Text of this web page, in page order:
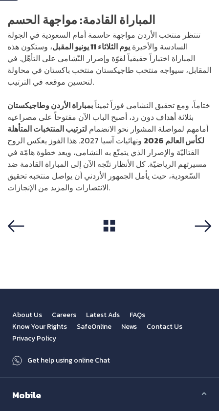
المباراة القادمة: مواجهة الحسم
تنتظر منتخب الأردن مواجهة حاسمة أمام السعودية في الجولة
السادسة والأخيرةيوم الثلاثاء 11 يونيو المقبل
، وستكون هذه
المباراة اختباراً حقيقياً لقوّة وإصرار النّشامى على التأهّل. في
المقابل، سيواجه منتخب طاجيكستان منتخب باكستان في محاولة
لتحسين موقعه في الترتيب.
ختاماً، ومع تحقيق النشامى فوزاً ثميناًبمباراة الأردن وطاجيكستان
بثلاثة أهداف دون رد، أصبح الباب الآن مفتوحاً على مصراعيه
أمامهم لمواصلة المشوار نحو الانضمام لترتيب المنتخبات المتأهلة
لكأس العالم 2026
ونهائيات آسيا 2027. هذا الفوز يعكس الروح
القتاليّة والإصرار الذي يتمتّع به النشامى، ويعد خطوة هامّة في
مسيرتهم الرياضيّة. كل الأنظار تتّجه الآن إلى المباراة القادمة ضد
السّعودية، حيث يأمل الجمهور الأردني أن يواصل منتخبه تحقيق
الانتصارات والمزيد من الإنجازات.
About Us Careers Latest Ads
FAQs
Know Your Rights
SafeOnline News
Contact Us
Privacy Policy
Get help using online Chat
Mobile